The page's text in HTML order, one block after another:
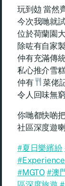
玩到攰 當然
今次我哋就
位於荷蘭園
除咗有自家
仲有充滿傳
私心推介雪
仲有
菜佬
令人回味無窮
你哋都快啲
社區深度遊喇
#夏日樂繽紛
#MGTO #澳